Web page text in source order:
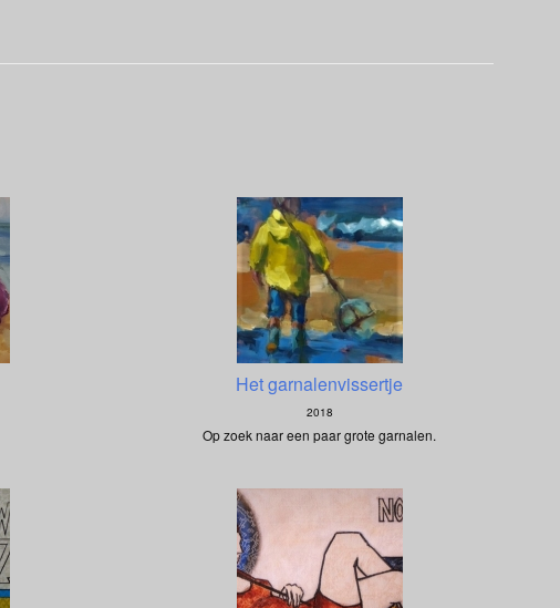
Het garnalenvissertje
2018
Op zoek naar een paar grote garnalen.